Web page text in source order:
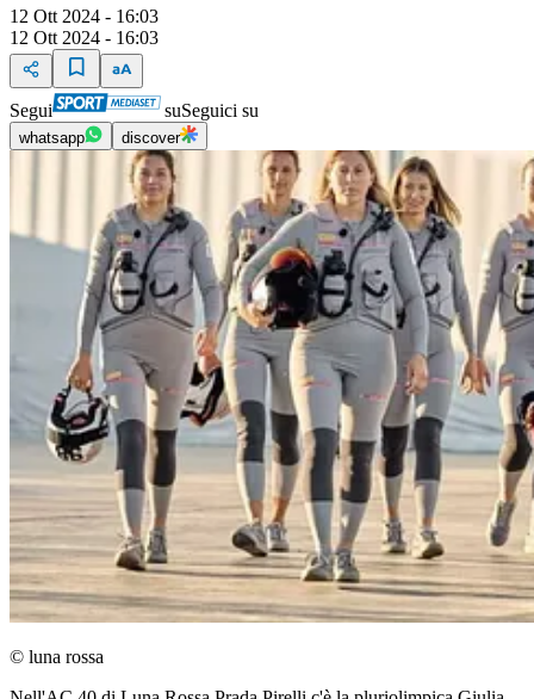
12 Ott 2024 - 16:03
12 Ott 2024 - 16:03
Segui suSeguici su
whatsapp discover
© luna rossa